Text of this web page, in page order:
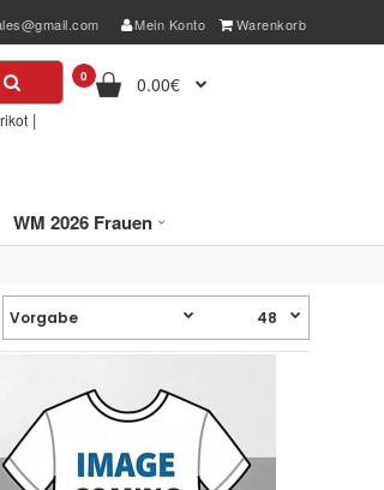
Mein Konto Warenkorb
|
0 0.00€
WM 2026 Frauen